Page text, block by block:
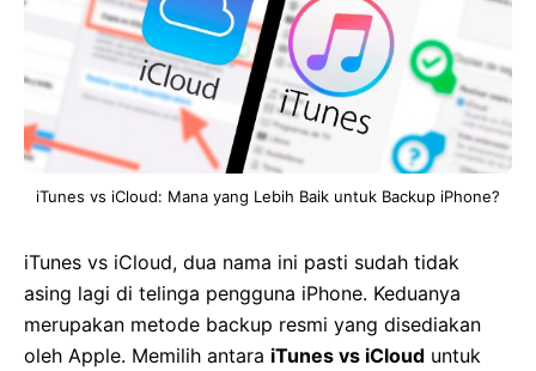
iTunes vs iCloud: Mana yang Lebih Baik untuk Backup iPhone?
iTunes vs iCloud, dua nama ini pasti sudah tidak
asing lagi di telinga pengguna iPhone. Keduanya
merupakan metode backup resmi yang disediakan
oleh Apple. Memilih antara iTunes vs iCloud untuk